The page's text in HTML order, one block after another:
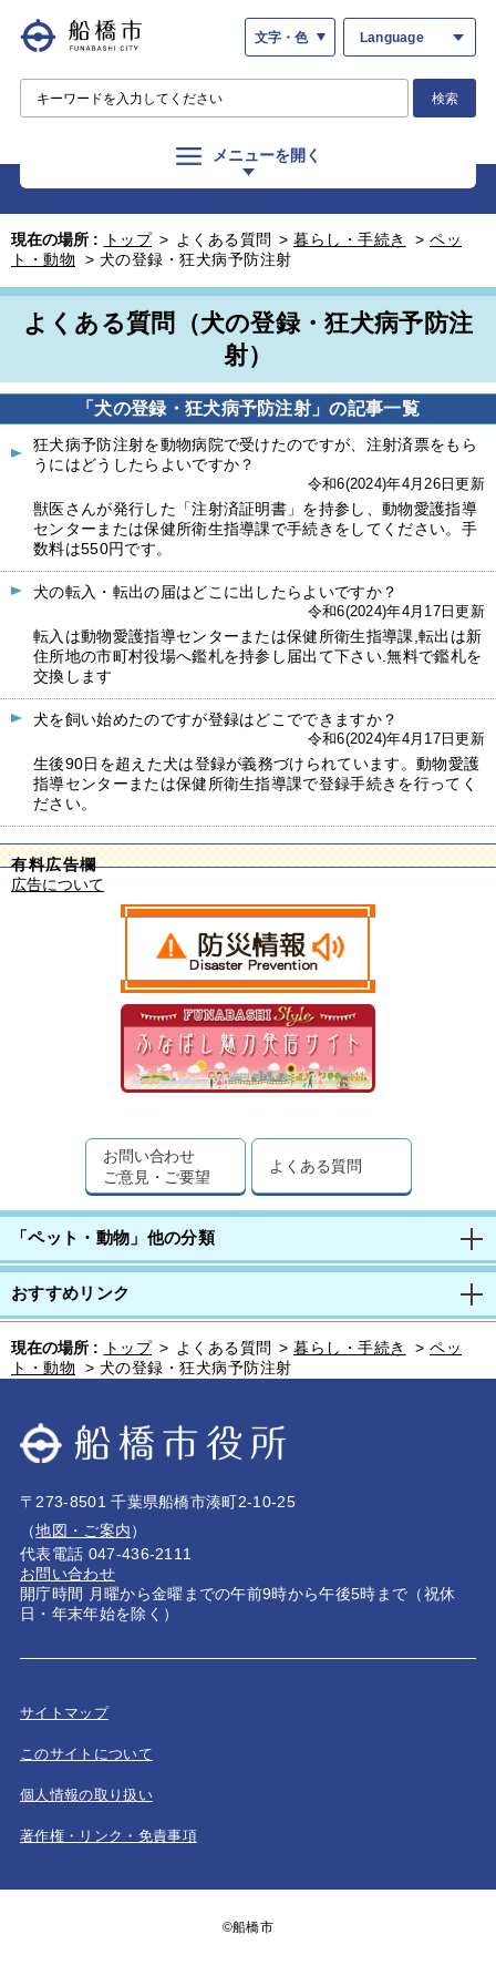
文字・色 Language
検索
メニューを開く
現在の場所 : トップ > よくある質問 > 暮らし・手続き > ペッ
ト・動物
> 犬の登録・狂犬病予防注射
よくある質問（犬の登録・狂犬病予防注
射）
「犬の登録・狂犬病予防注射」の記事一覧
狂犬病予防注射を動物病院で受けたのですが、注射済票をもら
うにはどうしたらよいですか？
令和6(2024)年4月26日更新
獣医さんが発行した「注射済証明書」を持参し、動物愛護指導
センターまたは保健所衛生指導課で手続きをしてください。手
数料は550円です。
犬の転入・転出の届はどこに出したらよいですか？
令和6(2024)年4月17日更新
転入は動物愛護指導センターまたは保健所衛生指導課,転出は新
住所地の市町村役場へ鑑札を持参し届出て下さい.無料で鑑札を
交換します
犬を飼い始めたのですが登録はどこでできますか？
令和6(2024)年4月17日更新
生後90日を超えた犬は登録が義務づけられています。動物愛護
指導センターまたは保健所衛生指導課で登録手続きを行ってく
ださい。
有料広告欄
広告について
お問い合わせ
ご意見・ご要望
よくある質問
「ペット・動物」他の分類
おすすめリンク
現在の場所 : トップ > よくある質問 > 暮らし・手続き > ペッ
ト・動物
> 犬の登録・狂犬病予防注射
〒273-8501 千葉県船橋市湊町2-10-25
（地図・ご案内）
代表電話 047-436-2111
お問い合わせ
開庁時間 月曜から金曜までの午前9時から午後5時まで（祝休
日・年末年始を除く）
サイトマップ
このサイトについて
個人情報の取り扱い
著作権・リンク・免責事項
©船橋市